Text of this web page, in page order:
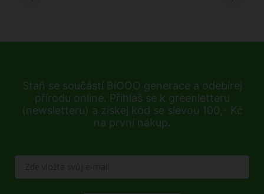
Staň se součástí BiOOO generace a odebírej
přírodu online. Přihlaš se k greenletteru
(newsletteru) a získej kód se slevou 100,- Kč
na první nákup.